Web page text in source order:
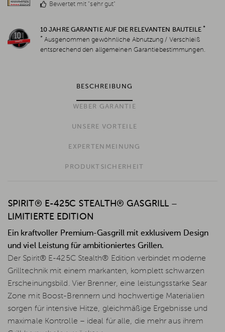
Bewertet mit "sehr gut"
10 JAHRE GARANTIE AUF DIE RELEVANTEN BAUTEILE *
* Ausgenommen gewöhnliche Abnutzung / Verschleiß
entsprechend den allgemeinen Garantiebestimmungen.
BESCHREIBUNG
WEBER GARANTIE
UNSERE VORTEILE
EXPERTENMEINUNG
PRODUKTSICHERHEIT
SPIRIT® E-425C STEALTH® GASGRILL –
LIMITIERTE EDITION
Ein kraftvoller Premium-Gasgrill mit exklusivem Design
und viel Leistung für ambitioniertes Grillen.
Der Spirit® E-425C Stealth® Edition verbindet moderne
Grilltechnik mit einem markanten, komplett schwarzen
Erscheinungsbild. Vier Brenner, eine leistungsstarke Sear
Zone mit Boost-Brennern und hochwertige Materialien
sorgen für intensive Hitze, gleichmäßige Ergebnisse und
maximale Kontrolle – ideal für alle, die mehr aus ihrem